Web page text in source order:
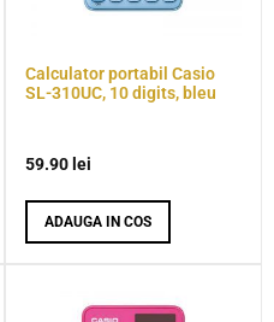
Calculator portabil Casio
SL-310UC, 10 digits, bleu
59.90 lei
ADAUGA IN COS